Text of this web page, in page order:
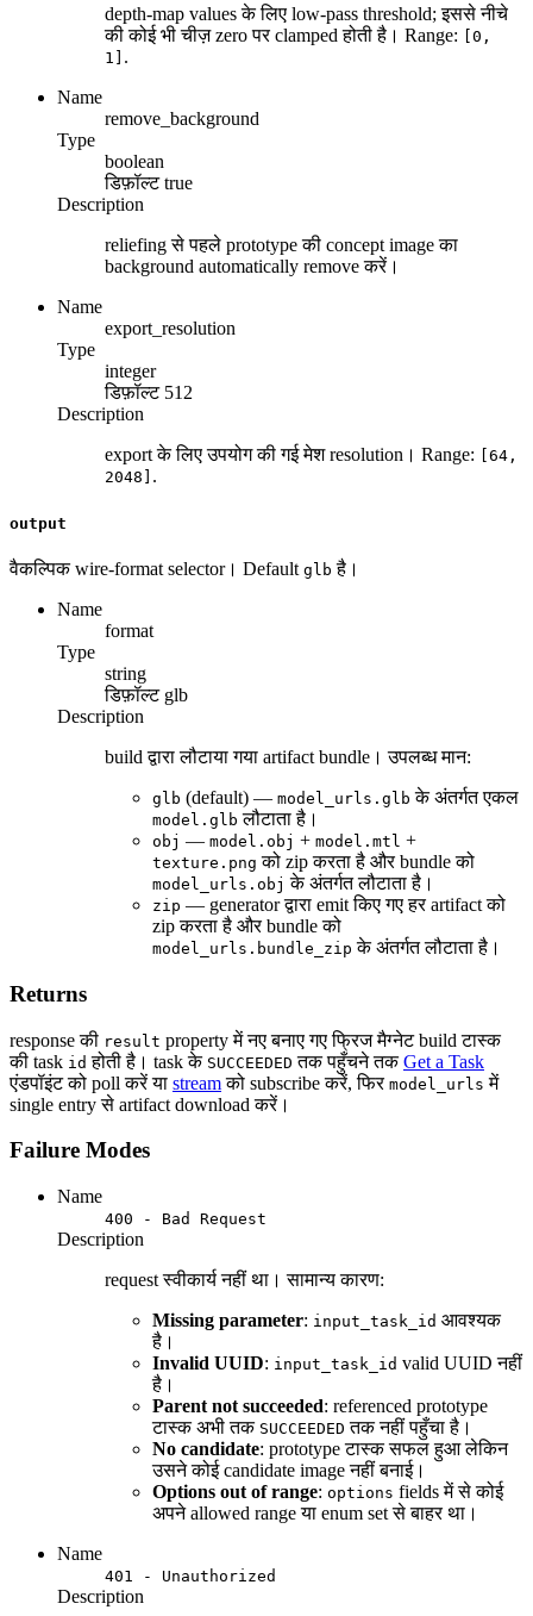
depth-map values के लिए low-pass threshold; इससे नीचे
की कोई भी चीज़ zero पर clamped होती है। Range: [0,
1] .
Name
remove_background
Type
boolean
डिफ़ॉल्ट true
Description
reliefing से पहले prototype की concept image का
background automatically remove करें।
Name
export_resolution
Type
integer
डिफ़ॉल्ट 512
Description
export के लिए उपयोग की गई मेश resolution। Range: [64,
2048] .
output
वैकल्पिक wire-format selector। Default glb है।
Name
format
Type
string
डिफ़ॉल्ट glb
Description
build द्वारा लौटाया गया artifact bundle। उपलब्ध मान:
glb (default) — model_urls.glb के अंतर्गत एकल
model.glb लौटाता है।
obj — model.obj + model.mtl +
texture.png को zip करता है और bundle को
model_urls.obj के अंतर्गत लौटाता है।
zip — generator द्वारा emit किए गए हर artifact को
zip करता है और bundle को
model_urls.bundle_zip के अंतर्गत लौटाता है।
Returns
response की result property में नए बनाए गए फ्रिज मैग्नेट build टास्क
की task id होती है। task के SUCCEEDED तक पहुँचने तकGet a Task
एंडपॉइंट को poll करें या streamको subscribe करें, फिर model_urls में
single entry से artifact download करें।
Failure Modes
Name
400 - Bad Request
Description
request स्वीकार्य नहीं था। सामान्य कारण:
Missing parameter: input_task_id आवश्यक
है।
Invalid UUID: input_task_id valid UUID नहीं
है।
Parent not succeeded: referenced prototype
टास्क अभी तक SUCCEEDED तक नहीं पहुँचा है।
No candidate: prototype टास्क सफल हुआ लेकिन
उसने कोई candidate image नहीं बनाई।
Options out of range: options fields में से कोई
अपने allowed range या enum set से बाहर था।
Name
401 - Unauthorized
Description